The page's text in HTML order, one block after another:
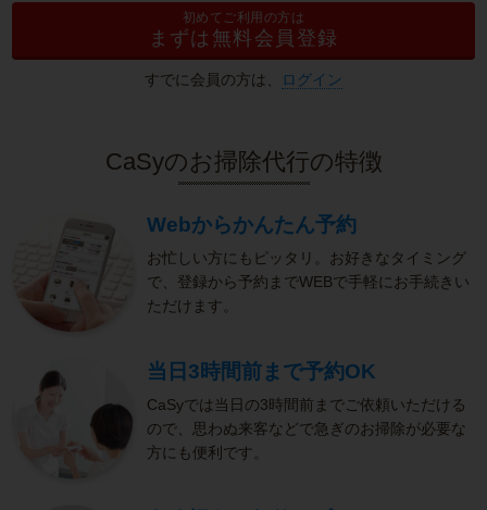
初めてご利用の方は
まずは無料会員登録
すでに会員の方は、 ログイン
CaSyのお掃除代行の特徴
Webからかんたん予約
お忙しい方にもピッタリ。お好きなタイミング
で、登録から予約までWEBで手軽にお手続きい
ただけます。
当日3時間前まで予約OK
CaSyでは当日の3時間前までご依頼いただける
ので、思わぬ来客などで急ぎのお掃除が必要な
方にも便利です。